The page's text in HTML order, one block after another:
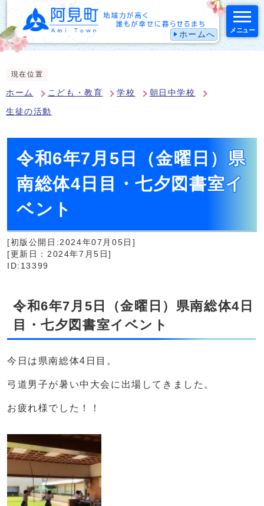
ホームへ メニュー
現在位置
ホーム こども・教育 学校 朝日中学校
生徒の活動
令和6年7月5日（金曜日）県
南総体4日目・七夕図書室イ
ベント
[初版公開日:2024年07月05日]
[更新日：2024年7月5日]
ID:13399
令和6年7月5日（金曜日）県南総体4日
目・七夕図書室イベント
今日は県南総体4日目。
弓道男子が暑い中大会に出場してきました。
お疲れ様でした！！